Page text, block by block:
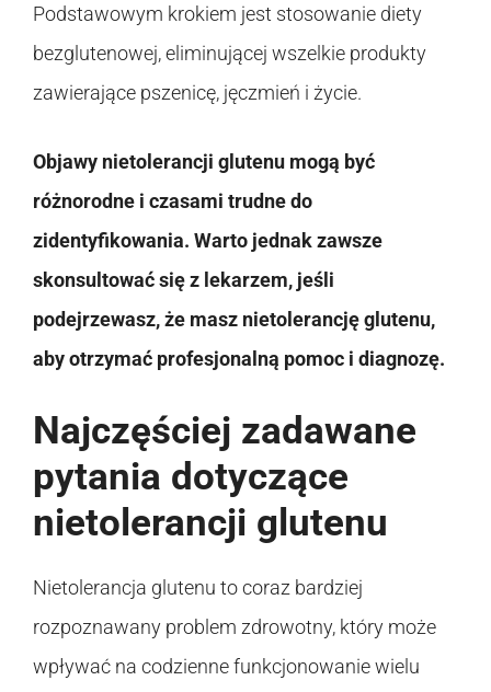
Podstawowym krokiem jest stosowanie diety
bezglutenowej, eliminującej wszelkie produkty
zawierające pszenicę, jęczmień i życie.
Objawy nietolerancji glutenu mogą być
różnorodne i czasami trudne do
zidentyfikowania. Warto jednak zawsze
skonsultować się z lekarzem, jeśli
podejrzewasz, że masz nietolerancję glutenu,
aby otrzymać profesjonalną pomoc i diagnozę.
Najczęściej zadawane
pytania dotyczące
nietolerancji glutenu
Nietolerancja glutenu to coraz bardziej
rozpoznawany problem zdrowotny, który może
wpływać na codzienne funkcjonowanie wielu